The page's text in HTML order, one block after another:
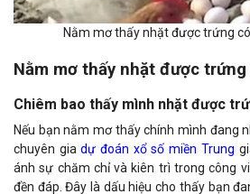
Nằm mơ thấy nhặt được trứng
Nằm mơ thấy nhặt được
Chiêm bao thấy mình nhặt được
Nếu bạn nằm mơ thấy chính mình đang
chuyên giadự đoán xổ số miền Trung
ánh sự chăm chỉ và kiên trì trong công
đền đáp. Đây là dấu hiệu cho thấy bạn